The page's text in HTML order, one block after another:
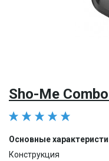
Sho-Me
Основные
Конструкция